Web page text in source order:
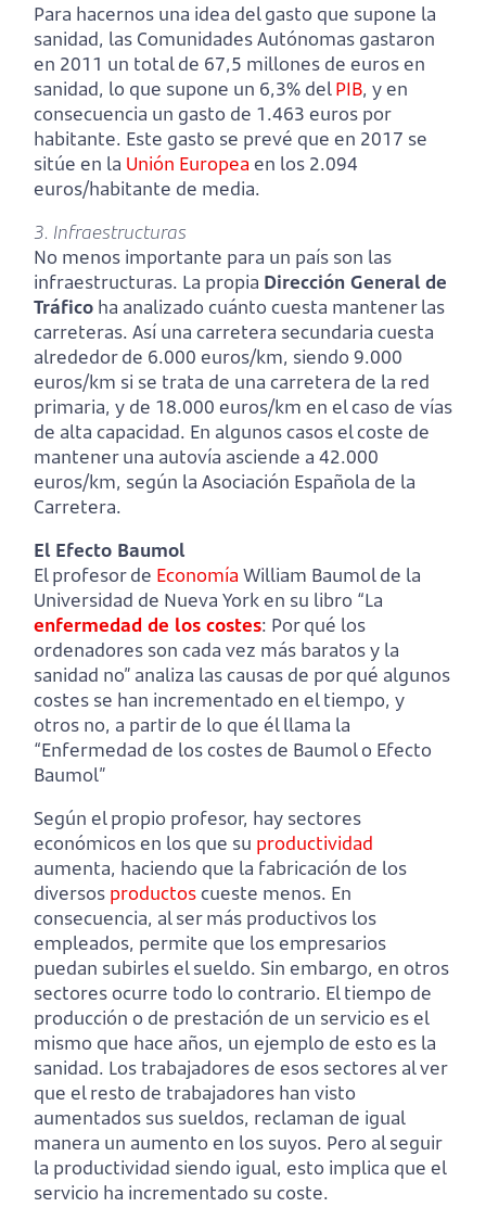
Para hacernos una idea del gasto que supone la
sanidad, las Comunidades Autónomas gastaron
en 2011 un total de 67,5 millones de euros en
sanidad, lo que supone un 6,3% delPIB, y en
consecuencia un gasto de 1.463 euros por
habitante. Este gasto se prevé que en 2017 se
sitúe en la Unión Europea en los 2.094
euros/habitante de media.
3. Infraestructuras
No menos importante para un país son las
infraestructuras. La propia Dirección General de
Tráfico ha analizado cuánto cuesta mantener las
carreteras. Así una carretera secundaria cuesta
alrededor de 6.000 euros/km, siendo 9.000
euros/km si se trata de una carretera de la red
primaria, y de 18.000 euros/km en el caso de vías
de alta capacidad. En algunos casos el coste de
mantener una autovía asciende a 42.000
euros/km, según la Asociación Española de la
Carretera.
El Efecto Baumol
El profesor de Economía William Baumol de la
Universidad de Nueva York en su libro “La
enfermedad de los costes: Por qué los
ordenadores son cada vez más baratos y la
sanidad no” analiza las causas de por qué algunos
costes se han incrementado en el tiempo, y
otros no, a partir de lo que él llama la
“Enfermedad de los costes de Baumol o Efecto
Baumol”
Según el propio profesor, hay sectores
económicos en los que su productividad
aumenta, haciendo que la fabricación de los
diversos productoscueste menos. En
consecuencia, al ser más productivos los
empleados, permite que los empresarios
puedan subirles el sueldo. Sin embargo, en otros
sectores ocurre todo lo contrario. El tiempo de
producción o de prestación de un servicio es el
mismo que hace años, un ejemplo de esto es la
sanidad. Los trabajadores de esos sectores al ver
que el resto de trabajadores han visto
aumentados sus sueldos, reclaman de igual
manera un aumento en los suyos. Pero al seguir
la productividad siendo igual, esto implica que el
servicio ha incrementado su coste.